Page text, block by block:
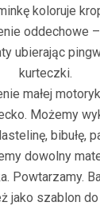
koloruje
oddechowe
ubierając
kurteczki.
małej
Możemy
bibułę,
dowolny
Powtarzamy.
jako szablon